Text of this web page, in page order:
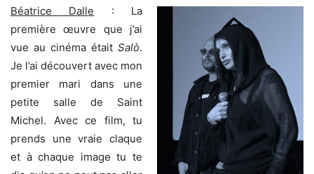
Béatrice Dalle : La
première œuvre que j’ai
vue au cinéma était Salò.
Je l’ai découvert avec mon
premier mari dans une
petite salle de Saint
Michel. Avec ce film, tu
prends une vraie claque
et à chaque image tu te